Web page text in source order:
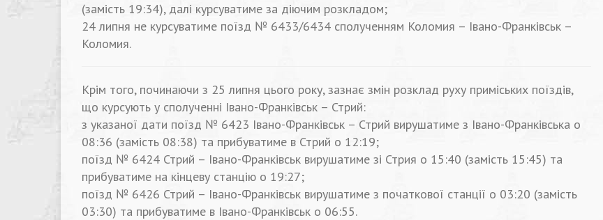
(замість 19:34), далі курсуватиме за діючим розкладом;
24 липня не курсуватиме поїзд № 6433/6434 сполученням Коломия – Івано-Франківськ –
Коломия.
Крім того, починаючи з 25 липня цього року, зазнає змін розклад руху приміських поїздів,
що курсують у сполученні Івано-Франківськ – Стрий:
з указаної дати поїзд № 6423 Iвано-Франкiвськ – Стрий вирушатиме з Івано-Франківська о
08:36 (замість 08:38) та прибуватиме в Стрий о 12:19;
поїзд № 6424 Стрий – Iвано-Франкiвськ вирушатиме зі Стрия о 15:40 (замість 15:45) та
прибуватиме на кінцеву станцію о 19:27;
поїзд № 6426 Стрий – Iвано-Франкiвськ вирушатиме з початкової станції о 03:20 (замість
03:30) та прибуватиме в Івано-Франківськ о 06:55.